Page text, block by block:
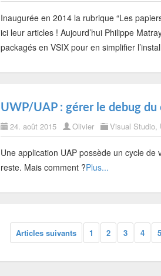
Inaugurée en 2014 la rubrique “Les
ici leur articles ! Aujourd’hui Philippe
packagés en VSIX pour en simplifier
UWP/UAP : gérer le debug
24. août 2015 Olivier Visual Studio,
Une application UAP possède un cycle
reste. Mais comment ?Plus...
Articles suivants 1 2 3 4 5